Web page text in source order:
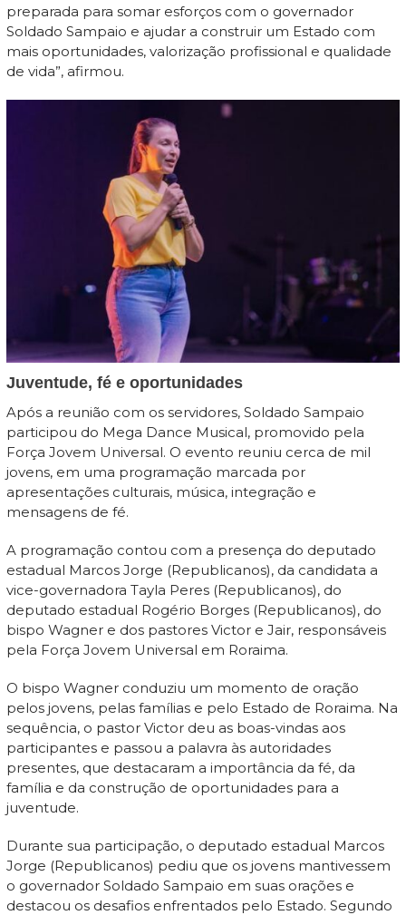
preparada para somar esforços com o governador
Soldado Sampaio e ajudar a construir um Estado com
mais oportunidades, valorização profissional e qualidade
de vida”, afirmou.
Juventude, fé e oportunidades
Após a reunião com os servidores, Soldado Sampaio
participou do Mega Dance Musical, promovido pela
Força Jovem Universal. O evento reuniu cerca de mil
jovens, em uma programação marcada por
apresentações culturais, música, integração e
mensagens de fé.
A programação contou com a presença do deputado
estadual Marcos Jorge (Republicanos), da candidata a
vice-governadora Tayla Peres (Republicanos), do
deputado estadual Rogério Borges (Republicanos), do
bispo Wagner e dos pastores Victor e Jair, responsáveis
pela Força Jovem Universal em Roraima.
O bispo Wagner conduziu um momento de oração
pelos jovens, pelas famílias e pelo Estado de Roraima. Na
sequência, o pastor Victor deu as boas-vindas aos
participantes e passou a palavra às autoridades
presentes, que destacaram a importância da fé, da
família e da construção de oportunidades para a
juventude.
Durante sua participação, o deputado estadual Marcos
Jorge (Republicanos) pediu que os jovens mantivessem
o governador Soldado Sampaio em suas orações e
destacou os desafios enfrentados pelo Estado. Segundo